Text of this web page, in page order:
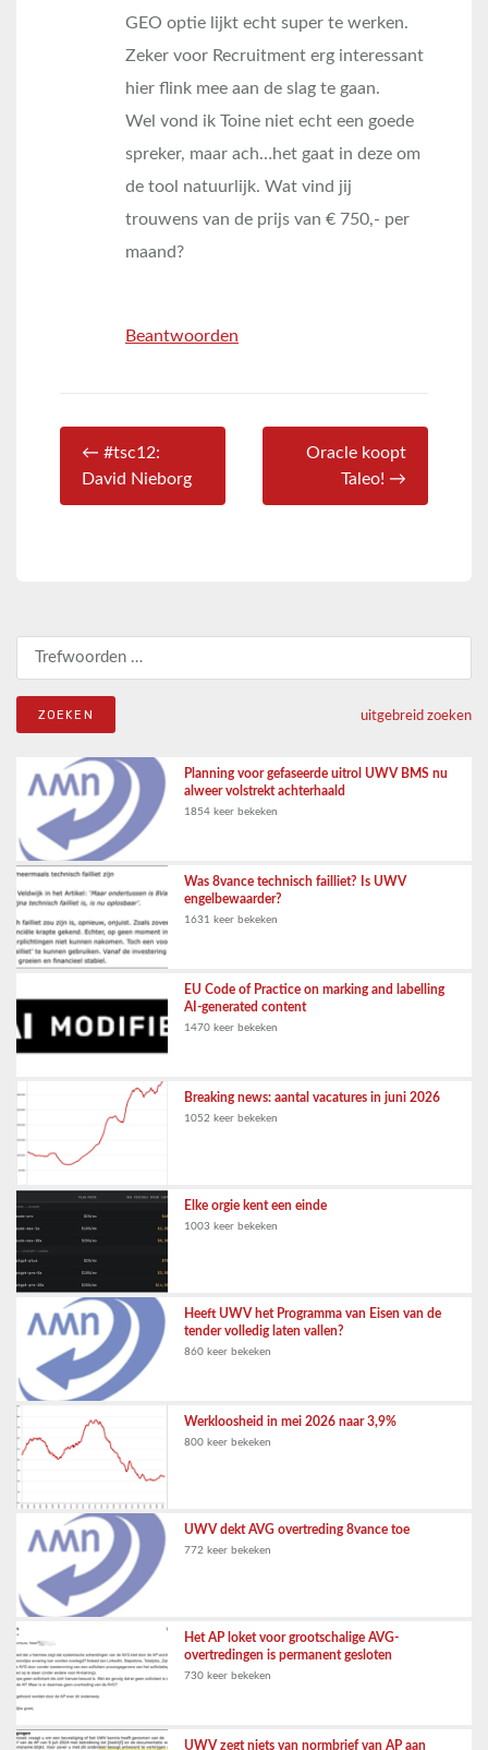
GEO optie lijkt echt super te werken.
Zeker voor Recruitment erg interessant
hier flink mee aan de slag te gaan.
Wel vond ik Toine niet echt een goede
spreker, maar ach…het gaat in deze om
de tool natuurlijk. Wat vind jij
trouwens van de prijs van € 750,- per
maand?
Beantwoorden
← #tsc12:
David Nieborg
Oracle koopt
Taleo! →
Zoeken naar:
uitgebreid zoeken
Planning voor gefaseerde uitrol UWV BMS nu
alweer volstrekt achterhaald
1854 keer bekeken
Was 8vance technisch failliet? Is UWV
engelbewaarder?
1631 keer bekeken
EU Code of Practice on marking and labelling
AI-generated content
1470 keer bekeken
Breaking news: aantal vacatures in juni 2026
1052 keer bekeken
Elke orgie kent een einde
1003 keer bekeken
Heeft UWV het Programma van Eisen van de
tender volledig laten vallen?
860 keer bekeken
Werkloosheid in mei 2026 naar 3,9%
800 keer bekeken
UWV dekt AVG overtreding 8vance toe
772 keer bekeken
Het AP loket voor grootschalige AVG-
overtredingen is permanent gesloten
730 keer bekeken
UWV zegt niets van normbrief van AP aan